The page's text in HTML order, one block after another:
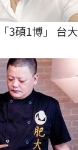
3碩1博」 台大